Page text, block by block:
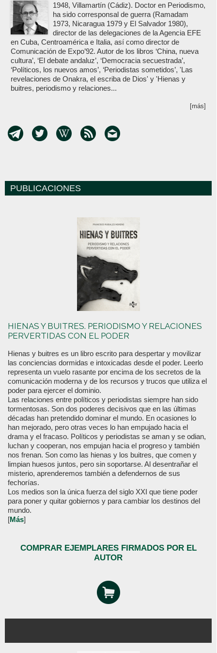
1948, Villamartín (Cádiz). Doctor en Periodismo,
ha sido corresponsal de guerra (Ramadam
1973, Nicaragua 1979 y El Salvador 1980),
director de las delegaciones de la Agencia EFE
en Cuba, Centroamérica e Italia, así como director de
Comunicación de Expo’92. Autor de los libros ‘China, nueva
cultura’, ‘El debate andaluz’, ‘Democracia secuestrada’,
‘Políticos, los nuevos amos’, ‘Periodistas sometidos’, 'Las
revelaciones de Onakra, el escriba de Dios' y 'Hienas y
buitres, periodismo y relaciones...
[más]
PUBLICACIONES
HIENAS Y BUITRES. PERIODISMO Y RELACIONES
PERVERTIDAS CON EL PODER
Hienas y buitres es un libro escrito para despertar y movilizar
las conciencias dormidas e intoxicadas desde el poder. Leerlo
representa un vuelo rasante por encima de los secretos de la
comunicación moderna y de los recursos y trucos que utiliza el
poder para ejercer el dominio.
Las relaciones entre políticos y periodistas siempre han sido
tormentosas. Son dos poderes decisivos que en las últimas
décadas han pretendido dominar el mundo. En ocasiones lo
han mejorado, pero otras veces lo han empujado hacia el
drama y el fracaso. Políticos y periodistas se aman y se odian,
luchan y cooperan, nos empujan hacia el progreso y también
nos frenan. Son como las hienas y los buitres, que comen y
limpian huesos juntos, pero sin soportarse. Al desentrañar el
misterio, aprenderemos también a defendernos de sus
fechorías.
Los medios son la única fuerza del siglo XXI que tiene poder
para poner y quitar gobiernos y para cambiar los destinos del
mundo.
[Más]
COMPRAR EJEMPLARES FIRMADOS POR EL
AUTOR